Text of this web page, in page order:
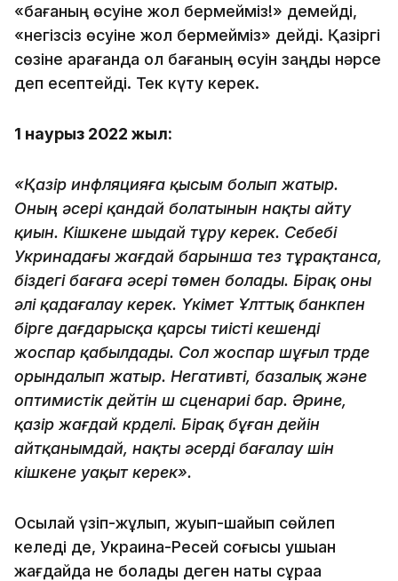
«бағаның өсуіне жол бермейміз!» демейді,
«негізсіз өсуіне жол бермейміз» дейді. Қазіргі
сөзіне қарағанда ол бағаның өсуін заңды нәрсе
деп есептейді. Тек күту керек.
1 наурыз 2022 жыл:
«Қазір инфляцияға қысым болып жатыр.
Оның әсері қандай болатынын нақты айту
қиын. Кішкене шыдай тұру керек. Себебі
Укринадағы жағдай барынша тез тұрақтанса,
біздегі бағаға әсері төмен болады. Бірақ оны
әлі қадағалау керек. Үкімет Ұлттық банкпен
бірге дағдарысқа қарсы тиісті кешенді
жоспар қабылдады. Сол жоспар шұғыл түрде
орындалып жатыр. Негативті, базалық және
оптимистік дейтін үш сценариі бар. Әрине,
қазір жағдай күрделі. Бірақ бұған дейін
айтқанымдай, нақты әсерді бағалау үшін
кішкене уақыт керек».
Осылай үзіп-жұлып, жуып-шайып сөйлеп
келеді де, Украина-Ресей соғысы ушыққан
жағдайда не болады деген нақты сұраққа